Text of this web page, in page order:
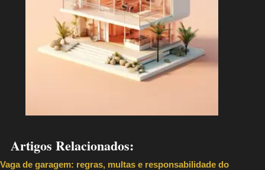
Artigos Relacionados:
Vaga de garagem: regras, multas e responsabilidade do